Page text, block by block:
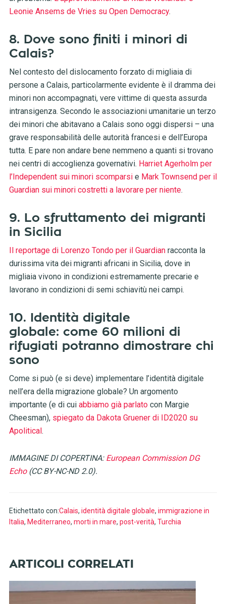
Leonie Ansems de Vries su Open Democracy.
8. Dove sono finiti i minori di
Calais?
Nel contesto del dislocamento forzato di migliaia di
persone a Calais, particolarmente evidente è il dramma dei
minori non accompagnati, vere vittime di questa assurda
intransigenza. Secondo le associazioni umanitarie un terzo
dei minori che abitavano a Calais sono oggi dispersi – una
grave responsabilità delle autorità francesi e dell’Europa
tutta. E pare non andare bene nemmeno a quanti si trovano
nei centri di accoglienza governativi. Harriet Agerholm per
l’Independent sui minori scomparsie Mark Townsend per il
Guardian sui minori costretti a lavorare per niente.
9. Lo sfruttamento dei migranti
in Sicilia
Il reportage di Lorenzo Tondo per il Guardianracconta la
durissima vita dei migranti africani in Sicilia, dove in
migliaia vivono in condizioni estremamente precarie e
lavorano in condizioni di semi schiavitù nei campi.
10. Identità digitale
globale: come 60 milioni di
rifugiati potranno dimostrare chi
sono
Come si può (e si deve) implementare l’identità digitale
nell’era della migrazione globale? Un argomento
importante (e di cui abbiamo già parlatocon Margie
Cheesman), spiegato da Dakota Gruener di ID2020 su
Apolitical .
IMMAGINE DI COPERTINA: European Commission DG
Echo(CC BY-NC-ND 2.0).
Etichettato con:Calais, identità digitale globale, immigrazione in
Italia, Mediterraneo, morti in mare, post-verità, Turchia